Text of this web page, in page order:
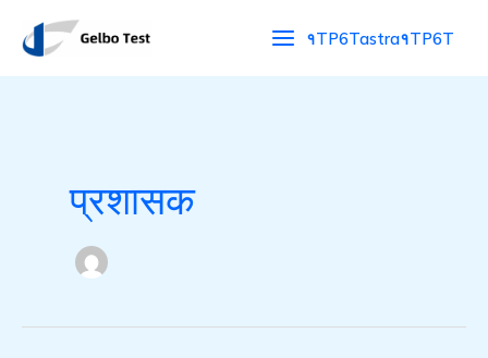
जानुहोस्
१TP6Tastra१TP6T
प्रशासक
ज्नु
हो